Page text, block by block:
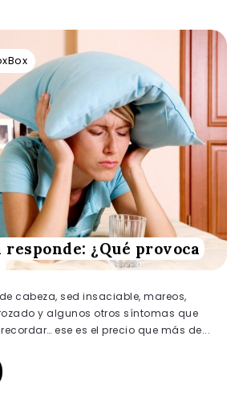
responde: ¿Qué provoca
cabeza, sed insaciable, mareos,
y algunos otros síntomas que
ese es el precio que más de...